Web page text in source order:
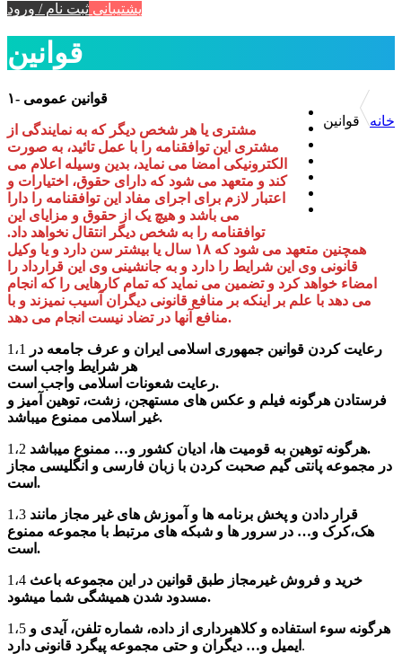
پشتیبانی ثبت نام / ورود
قوانین
خانه قوانین
۱- قوانین عمومی
مشتری یا هر شخص دیگر که به نمایندگی از
مشتری این توافقنامه را با عمل تائید، به صورت
الکترونیکی امضا می نماید، بدین وسیله اعلام می
کند و متعهد می شود که دارای حقوق، اختیارات و
اعتبار لازم برای اجرای مفاد این توافقنامه را دارا
می باشد و هیچ یک از حقوق و مزایای این
توافقنامه را به شخص دیگر انتقال نخواهد داد.
همچنین متعهد می شود که ۱۸ سال یا بیشتر سن دارد و یا وکیل
قانونی وی این شرایط را دارد و به جانشینی وی این قرارداد را
امضاء خواهد کرد و تضمین می نماید که تمام کارهایی را که انجام
می دهد با علم بر اینکه بر منافع قانونی دیگران آسیب نمیزند و با
منافع آنها در تضاد نیست انجام می دهد.
1،1
رعایت کردن قوانین جمهوری اسلامی ایران و عرف جامعه در
هر شرایط واجب است
رعایت شعونات اسلامی واجب است.
فرستادن هرگونه فیلم و عکس های مستهجن، زشت، توهین آمیز و
غیر اسلامی ممنوع میباشد.
1،2
هرگونه توهین به قومیت ها، ادیان کشور و… ممنوع میباشد.
در مجموعه پانتی گیم صحبت کردن با زبان فارسی و انگلیسی مجاز
است.
1،3 قرار دادن و پخش برنامه ها و آموزش های غیر مجاز مانند
هک،کرک و… در سرور ها و شبکه های مرتبط با مجموعه ممنوع
است.
1،4 خرید و فروش غیرمجاز طبق قوانین در این مجموعه باعث
مسدود شدن همیشگی شما میشود.
1،5 هرگونه سوء استفاده و کلاهبرداری از داده، شماره تلفن، آیدی و
ایمیل و… دیگران و حتی مجموعه پیگرد قانونی دارد .